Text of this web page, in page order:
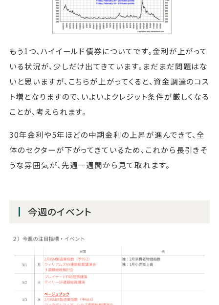
もう1つ、ハイイールド債券についてです。金利が上がって
いる状況が、少しだけ出てきています。まだまだ問題はな
いと思いますが、こちらが上がってくると、資金調達のコス
ト増となりますので、いよいよクレジット条件が厳しくなる
ことが、考えられます。
30年金利や5年ほどの中期金利の上昇が進んできて、全
体のセクターが下がってきているため、これから長引きそ
うな雰囲気が、先週一週間から見て取れます。
今週のイベント